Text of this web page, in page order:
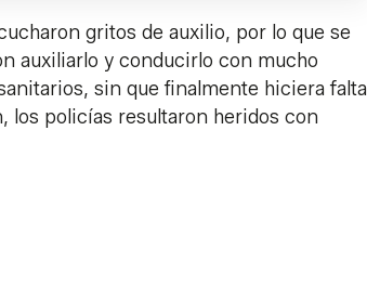
gritos de auxilio, por lo que se
auxiliarlo y conducirlo con mucho
sin que finalmente hiciera falta
los policías resultaron heridos con